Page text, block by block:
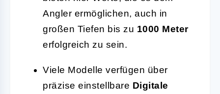
Angler ermöglichen, auch in
großen Tiefen bis zu 1000 Meter
erfolgreich zu sein.
Viele Modelle verfügen über
präzise einstellbare Digitale